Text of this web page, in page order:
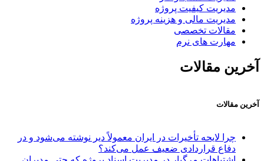
مدیریت کیفیت پروژه
مدیریت مالی و هزینه پروژه
مقالات تخصصی
مهارت های نرم
آخرین مقالات
آخرین مقالات
چرا لایحه تأخیرات در ایران معمولاً دیر نوشته می‌شود و در
دفاع قراردادی ضعیف عمل می‌کند؟